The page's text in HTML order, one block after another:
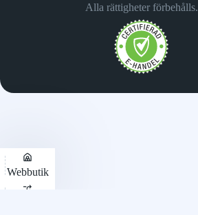
Alla rättigheter förbehålls.
Webbutik